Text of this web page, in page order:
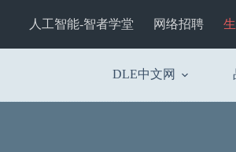
人工智能-智者学堂 网络招聘
DLE中文网